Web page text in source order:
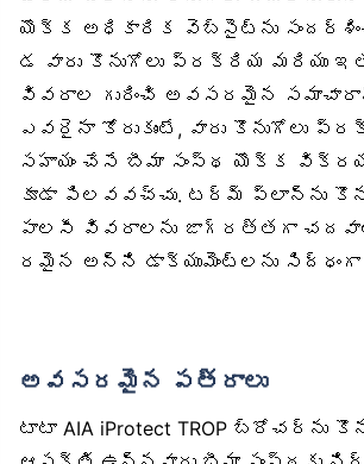
యొక్క అధికారిక వెబ్‌సైట్‌ను
డ వారు కొనుగోలు ప్రక్రియ మరియు
వివరాల గురించి అవసరమైన
ఎవరైనా కోరుకుంటే, వారు కొనుగోలు
సహాయం చేసే బీమా సంస్థ యొక్క
కూడా పిలవవచ్చు. టర్మ్ ప్లాన్‌ను
పాలసీ వివరాలను జాగ్రత్తగా
రమైన అన్ని డాక్యుమెంట్‌లను సిద్ధంగా
అవసరమైన పత్రాలు
టాటా AIA iProtect TROP బ్రోచర్‌ను